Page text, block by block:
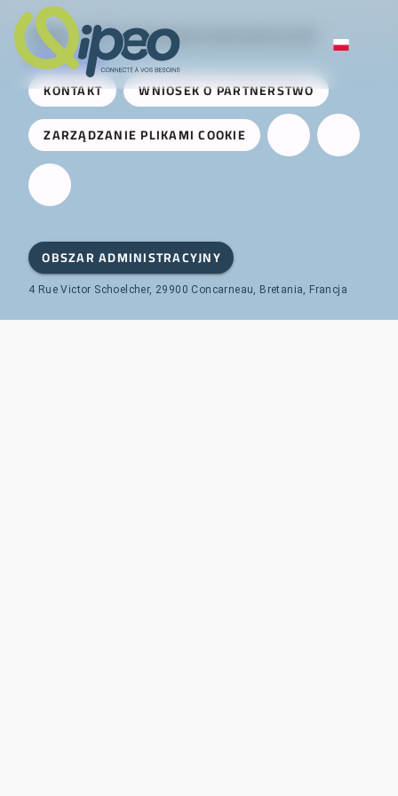
Qipeo © 2025 -Rozwiązanie opracowane przez
AireServices
KONTAKT
WNIOSEK O PARTNERSTWO
ZARZĄDZANIE PLIKAMI COOKIE
OBSZAR ADMINISTRACYJNY
4 Rue Victor Schoelcher, 29900 Concarneau, Bretania, Francja